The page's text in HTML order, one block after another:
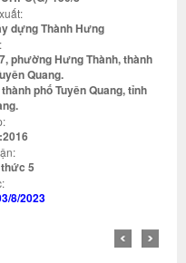
dựng Thành Hưng
phường Hưng Thành, thành
Quang.
phố Tuyên Quang, tỉnh
5
8/2023